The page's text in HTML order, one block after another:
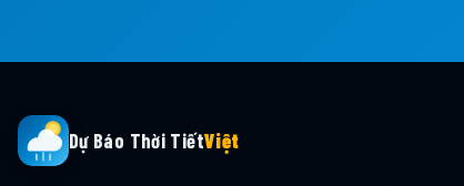
Dự Báo Thời TiếtViệt